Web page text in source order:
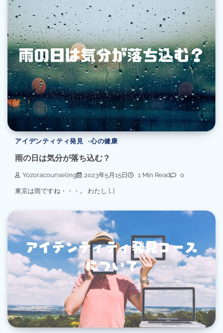
アイデンティティ発見 心の健康
雨の日は気分が落ち込む？
Yozoracounseling 2023年5月15日 1 Min Read 0
東京は雨ですね・・・。 わたし […]